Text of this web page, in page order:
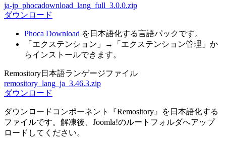
ja-jp_phocadownload_lang_full_3.0.0.zip
ダウンロード
Phoca Download を日本語化する言語パックです。
「エクステンション」→「エクステンション管理」か
らインストールできます。
Remository日本語ランゲージファイル
remository_lang_ja_3.46.3.zip
ダウンロード
ダウンロードコンポーネント『Remository』を日本語化する
ファイルです。解凍後、Joomla!のルートフォルダへアップ
ロードしてください。